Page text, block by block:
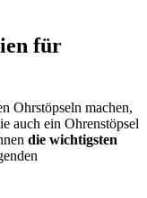
für
Ohrstöpseln machen,
auch ein Ohrenstöpsel
die wichtigsten